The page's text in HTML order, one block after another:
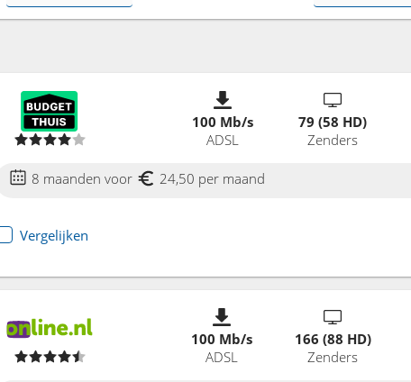
100 Mb/s
ADSL
79 (58 HD)
Zenders
8 maanden voor 24,50 per maand
Vergelijken
100 Mb/s
ADSL
166 (88 HD)
Zenders